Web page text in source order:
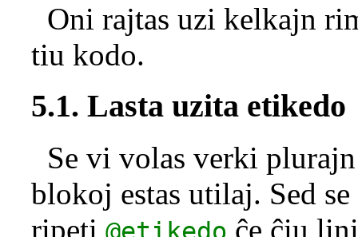
Oni rajtas uzi kelkajn
tiu kodo.
5.1. Lasta uzita etikedo
Se vi volas verki
blokoj estas utilaj. Sed
ripeti
ĉe ĉiu